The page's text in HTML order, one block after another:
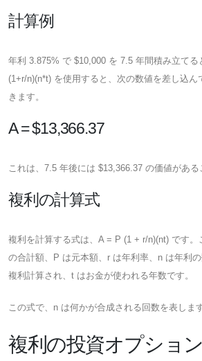
計算例
年利 3.875% で $10,000 を 7.5 年間積み立て
(1+r/n)(n*t) を使用すると、次の数値を差し込
きます。
A = $13,366.37
これは、7.5 年後には $13,366.37 の価値がある
複利の計算式
複利を計算する式は、A = P (1 + r/n)(nt) です。
の合計額、P は元本額、r は年利率、n は年利
複利計算され、t はお金が使われる年数です。
この式で、n は何かが合成される回数を表します
複利の投資オプション